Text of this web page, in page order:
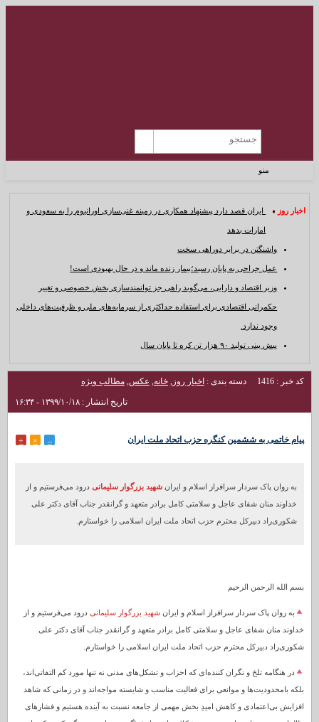
منو
اخبار روز : ایران قصد دارد پیشنهاد همکاری در زمینه غنی‌سازی اورانیوم را به سعودی و
امارات بدهد
واشنگتن در برابر دوراهی سخت
عمل جراحی به پایان رسید؛بیمار زنده ماند و در حال بهبودی است!
وزیر اقتصاد و دارایی، می‌گوید راهی جز توانمندسازی بخش خصوصی و تغییر
حکمرانی اقتصادی برای استفاده حداکثری از سرمایه‌های ملی و ظرفیت‌های داخلی
وجود ندارد.
پیش بینی تولید ۹۰ هزار تن کره تا پایان سال
کد خبر : 1416 دسته بندی : اخبار روز ,خانه, عکس,مطالب ویژه
تاریخ انتشار : ۱۳۹۹/۱۰/۱۸ - ۱۶:۳۴
–
×
+ پیام خاتمی به ششمین کنگره حزب اتحاد ملت ایران
به روان پاک سردار سرافراز اسلام و ایرانشهید بزرگوار سلیمانی درود می‌فرستیم و از
خداوند منان شفای عاجل و سلامتی کامل برادر متعهد و گرانقدر جناب آقای دکتر علی
شکوری‌راد دبیرکل محترم حزب اتحاد ملت ایران اسلامی را خواستارم.
بسم الله الرحمن الرحیم
به روان پاک سردار سرافراز اسلام و ایران شهید بزرگوار سلیمانیدرود می‌فرستیم و از
خداوند منان شفای عاجل و سلامتی کامل برادر متعهد و گرانقدر جناب آقای دکتر علی
شکوری‌راد دبیرکل محترم حزب اتحاد ملت ایران اسلامی را خواستارم.
در هنگامه تلخ و نگران کننده‌ای که احزاب و تشکل‌های مدنی نه تنها مورد کم التفاتی‌اند،
بلکه بامحدودیت‌ها و موانعی برای فعالیت مناسب و شایسته مواجه‌اند و در زمانی که شاهد
افزایش بی‌اعتمادی و کاهش امیدِ بخش مهمی از جامعه نسبت به آینده هستیم و فشارهای